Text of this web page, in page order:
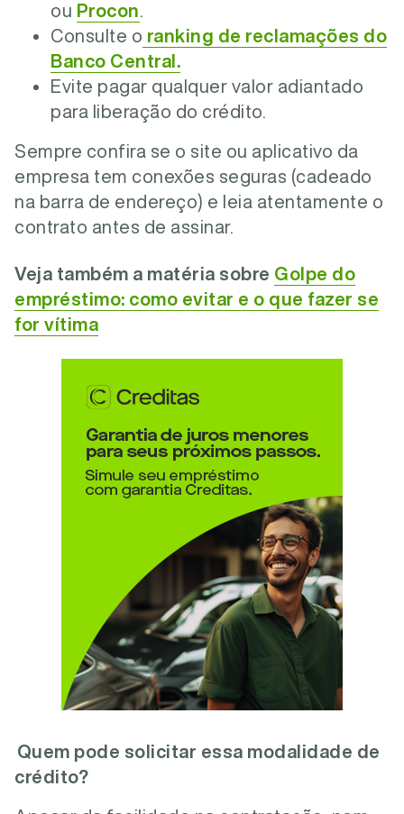
ou Procon
Consulte o ranking de reclamações do
Banco Central.
Evite pagar qualquer valor adiantado
para liberação do crédito.
Sempre confira se o site ou aplicativo da
empresa tem conexões seguras (cadeado
na barra de endereço) e leia atentamente o
contrato antes de assinar.
Veja também a matéria sobre Golpe do
empréstimo: como evitar e o que fazer se
for vítima
Quem pode solicitar essa modalidade de
crédito?